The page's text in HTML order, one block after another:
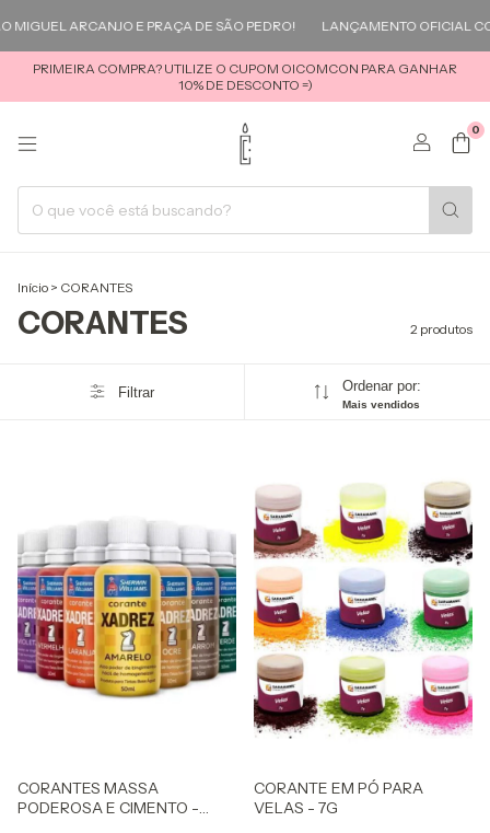
ARCANJO E PRAÇA DE SÃO PEDRO! LANÇAMENTO OFICIAL
PRIMEIRA COMPRA? UTILIZE O CUPOM OICOMCON PARA GANHAR
10% DE DESCONTO =)
0
Início > CORANTES
CORANTES 2 produtos
Filtrar Ordenar por:
Mais vendidos
CORANTES MASSA
PODEROSA E CIMENTO -
CORANTE EM PÓ PARA
VELAS - 7G